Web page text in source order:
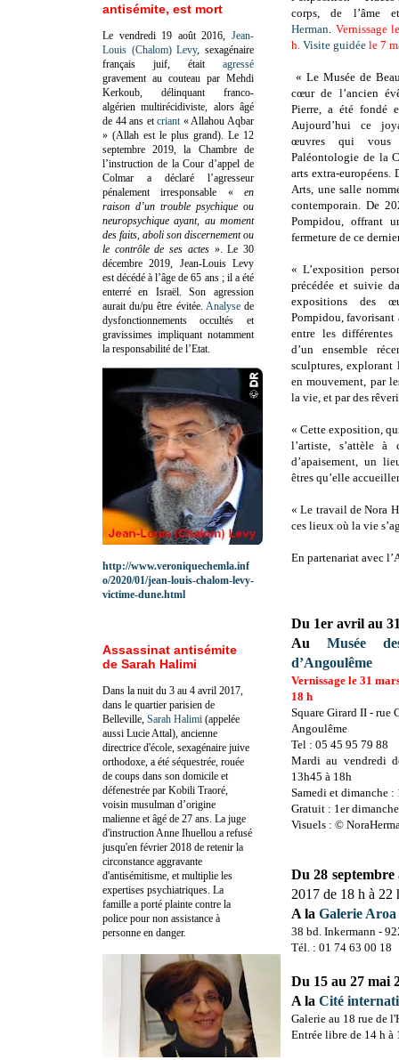
corps, de
Herman. Vernissage
h. Visite guidée le 7
« Le Musée de
cœur de l’ancien
Pierre, a été fondé
Aujourd’hui ce
œuvres qui
Paléontologie de la
arts extra-européens.
Arts, une salle
contemporain. De
Pompidou, offrant
fermeture de ce
« L’exposition
précédée et suivie
expositions des
Pompidou,
entre les différentes
d’un ensemble
sculptures, explorant
en mouvement, par
la vie, et par des
« Cette exposition,
l’artiste, s’attèle à
d’apaisement, un
êtres qu’elle
« Le travail de Nora
ces lieux où la vie
En partenariat avec
Du 1er avril au
Au Musée
d’Angoulême
Vernissage le 31
18 h
Square Girard II - rue
Angoulême
Tel : 05 45 95 79 88
Mardi au vendredi
13h45 à 18h
Samedi et dimanche :
Gratuit : 1er
Visuels : ©
Du 28
2017 de 18 h à 22
A la Galerie Aroa
38 bd. Inkermann -
Tél. : 01 74 63 00 18
Du 15 au 27 mai
A la Cité
Galerie au 18 rue de
Entrée libre de 14 h à
antisémite, est mort
Le vendredi 19 août 2016, Jean-
Louis (Chalom) Levy, sexagénaire
français juif, était agressé
gravement au couteau par Mehdi
Kerkoub, délinquant franco-
algérien multirécidiviste, alors âgé
de 44 ans etcriant « Allahou Aqbar
» (Allah est le plus grand). Le 12
septembre 2019, la Chambre de
l’instruction de la Cour d’appel de
Colmar a déclaré l’agresseur
pénalement irresponsable «en
raison d’un trouble psychique ou
neuropsychique ayant, au moment
des faits, aboli son discernement ou
le contrôle de ses actes». Le 30
décembre 2019, Jean-Louis Levy
est décédé à l’âge de 65 ans ; il a été
enterré en Israël. Son agression
aurait du/pu être évitée. Analysede
dysfonctionnements occultés et
gravissimes impliquant notamment
la responsabilité de l’Etat.
http://www.veroniquechemla.inf
o/2020/01/jean-louis-chalom-levy-
victime-dune.html
Assassinat antisémite
de Sarah Halimi
Dans la nuit du 3 au 4 avril 2017,
dans le quartier parisien de
Belleville, Sarah Halimi (appelée
aussi Lucie Attal), ancienne
directrice d'école, sexagénaire juive
orthodoxe, a été séquestrée, rouée
de coups dans son domicile et
défenestrée par Kobili Traoré,
voisin musulman d’origine
malienne et âgé de 27 ans. La juge
d'instruction Anne Ihuellou a refusé
jusqu'en février 2018 de retenir la
circonstance aggravante
d'antisémitisme, et multiplie les
expertises psychiatriques. La
famille a porté plainte contre la
police pour non assistance à
personne en danger.